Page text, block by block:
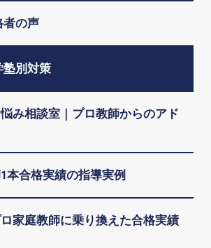
者の声
塾別対策
み相談室｜プロ教師からのアド
本合格実績の指導実例
家庭教師に乗り換えた合格実績